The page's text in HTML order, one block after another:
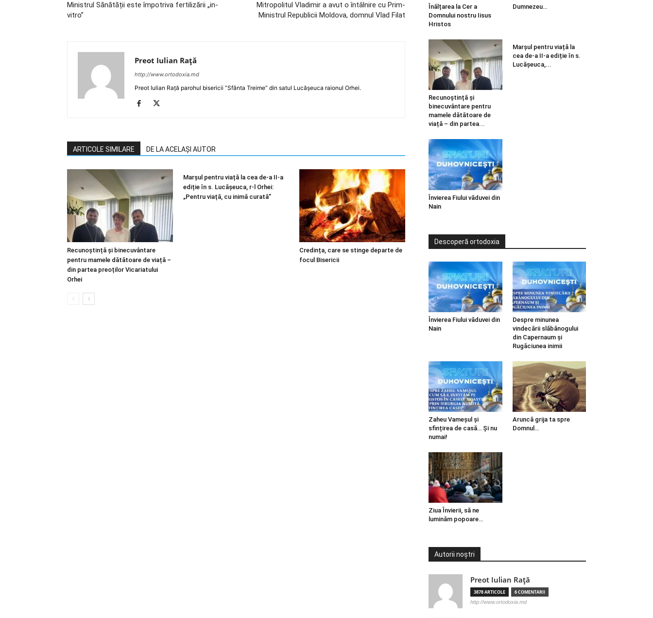
Ministrul Sănătății este împotriva fertilizării „in-
vitro”
Mitropolitul Vladimir a avut o întâlnire cu Prim-
Ministrul Republicii Moldova, domnul Vlad Filat
Preot Iulian Raţă
http://www.ortodoxia.md
Preot Iulian Rață parohul bisericii ”Sfânta Treime” din satul Lucășeuca raionul Orhei.
ARTICOLE SIMILARE DE LA ACELAȘI AUTOR
Recunoștință și binecuvântare
pentru mamele dătătoare de viață –
din partea preoților Vicariatului
Orhei
Marșul pentru viață la cea de-a II-a
ediție în s. Lucășeuca, r-l Orhei:
„Pentru viață, cu inimă curată”
Credința, care se stinge departe de
focul Bisericii
Înălțarea la Cer a
Domnului nostru Iisus
Hristos
Dumnezeu…
Recunoștință și
binecuvântare pentru
mamele dătătoare de
viață – din partea...
Marșul pentru viață la
cea de-a II-a ediție în s.
Lucășeuca,...
Învierea Fiului văduvei din
Nain
Descoperă ortodoxia
Învierea Fiului văduvei din
Nain
Despre minunea
vindecării slăbănogului
din Capernaum și
Rugăciunea inimii
Zaheu Vameșul și
sfințirea de casă… Și nu
numai!
Aruncă grija ta spre
Domnul…
Ziua Învierii, să ne
luminăm popoare…
Autorii noștri
Preot Iulian Raţă
3878 ARTICOLE 6 COMENTARII
http://www.ortodoxia.md